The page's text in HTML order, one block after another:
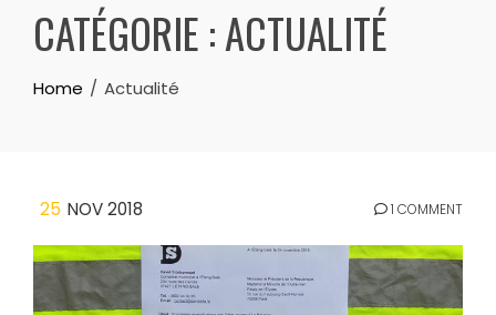
CATÉGORIE :ACTUALITÉ
Home Actualité
25 NOV 2018 1 COMMENT